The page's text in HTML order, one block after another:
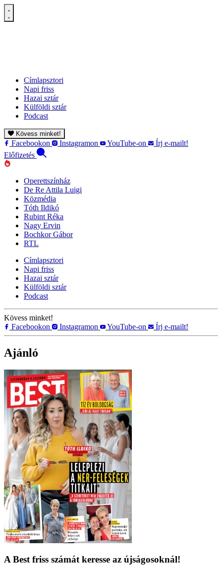
Címlapsztori
Napi friss
Hazai sztár
Külföldi sztár
Podcast
Kövess minket!
Facebookon Instagramon YouTube-on
Írj e-mailt!
Előfizetés
Operettszínház
De Re Attila Luigi
Közmédia
Tóth Ildikó
Rubint Réka
Nagy Ervin
Bochkor Gábor
RTL
Címlapsztori
Napi friss
Hazai sztár
Külföldi sztár
Podcast
Kövess minket!
Facebookon
Instagramon YouTube-on Írj e-mailt!
Ajánló
A Best friss számát keresse az újságosoknál!